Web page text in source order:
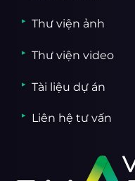
Thư viện ảnh
Thư viện video
Tài liệu dự án
Liên hệ tư vấn